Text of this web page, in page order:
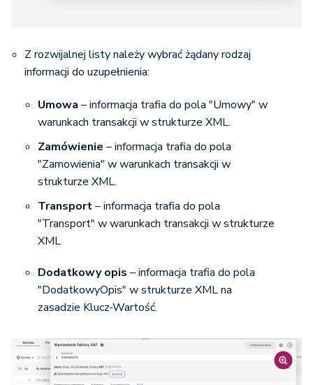
Z rozwijalnej listy należy wybrać żądany rodzaj
informacji do uzupełnienia:
Umowa – informacja trafia do pola "Umowy" w
warunkach transakcji w strukturze XML.
Zamówienie – informacja trafia do pola
"Zamowienia" w warunkach transakcji w
strukturze XML.
Transport– informacja trafia do pola
"Transport" w warunkach transakcji w strukturze
XML
Dodatkowy opis – informacja trafia do pola
"DodatkowyOpis" w strukturze XML na
zasadzie Klucz-Wartość.